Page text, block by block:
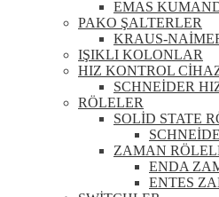
EMAS
PAKO ŞALTERLER
KRAUS-
IŞIKLI KOLONLAR
HIZ KONTROL
SCHNEİDER
RÖLELER
SOLİD STATE
ZAMAN
ENDA
ENTES